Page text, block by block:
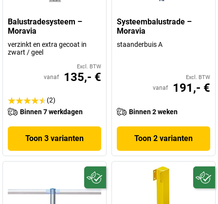
Balustradesysteem –
Moravia
verzinkt en extra gecoat in
zwart / geel
Excl. BTW
vanaf 135,- €
(2)
Binnen 7 werkdagen
Toon 3 varianten
Systeembalustrade –
Moravia
staanderbuis A
Excl. BTW
vanaf 191,- €
Binnen 2 weken
Toon 2 varianten